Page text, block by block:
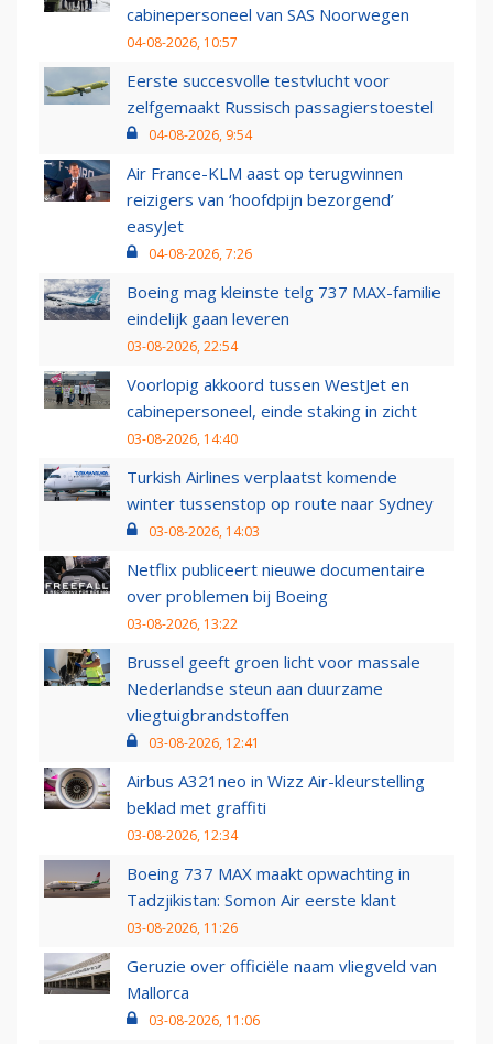
cabinepersoneel van SAS Noorwegen
04-08-2026, 10:57
Eerste succesvolle testvlucht voor
zelfgemaakt Russisch passagierstoestel
04-08-2026, 9:54
Air France-KLM aast op terugwinnen
reizigers van ‘hoofdpijn bezorgend’
easyJet
04-08-2026, 7:26
Boeing mag kleinste telg 737 MAX-familie
eindelijk gaan leveren
03-08-2026, 22:54
Voorlopig akkoord tussen WestJet en
cabinepersoneel, einde staking in zicht
03-08-2026, 14:40
Turkish Airlines verplaatst komende
winter tussenstop op route naar Sydney
03-08-2026, 14:03
Netflix publiceert nieuwe documentaire
over problemen bij Boeing
03-08-2026, 13:22
Brussel geeft groen licht voor massale
Nederlandse steun aan duurzame
vliegtuigbrandstoffen
03-08-2026, 12:41
Airbus A321neo in Wizz Air-kleurstelling
beklad met graffiti
03-08-2026, 12:34
Boeing 737 MAX maakt opwachting in
Tadzjikistan: Somon Air eerste klant
03-08-2026, 11:26
Geruzie over officiële naam vliegveld van
Mallorca
03-08-2026, 11:06